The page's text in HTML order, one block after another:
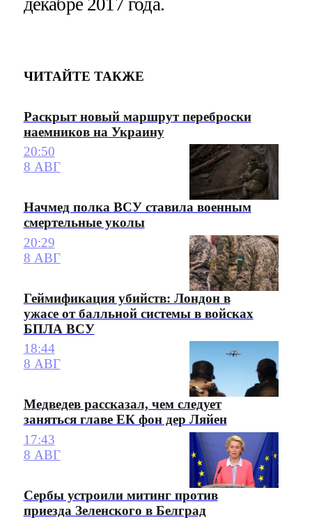
ЧИТАЙТЕ ТАКЖЕ
Раскрыт новый маршрут переброски
наемников на Украину
20:50
8 АВГ
Начмед полка ВСУ ставила военным
смертельные уколы
20:29
8 АВГ
Геймификация убийств: Лондон в
ужасе от балльной системы в войсках
БПЛА ВСУ
18:44
8 АВГ
Медведев рассказал, чем следует
заняться главе ЕК фон дер Ляйен
17:43
8 АВГ
Сербы устроили митинг против
приезда Зеленского в Белград